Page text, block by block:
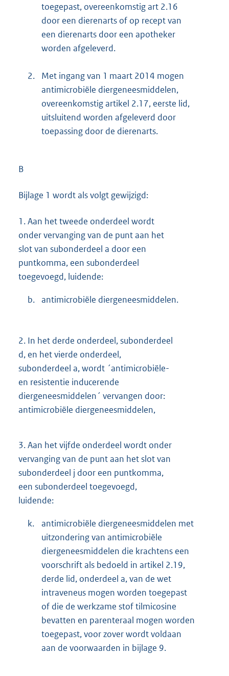
toegepast, overeenkomstig art 2.16
door een dierenarts of op recept van
een dierenarts door een apotheker
worden afgeleverd.
2.
Met ingang van 1 maart 2014 mogen
antimicrobiële diergeneesmiddelen,
overeenkomstig artikel 2.17, eerste lid,
uitsluitend worden afgeleverd door
toepassing door de dierenarts.
B
Bijlage 1 wordt als volgt gewijzigd:
1.Aan het tweede onderdeel wordt
onder vervanging van de punt aan het
slot van subonderdeel a door een
puntkomma, een subonderdeel
toegevoegd, luidende:
b. antimicrobiële diergeneesmiddelen.
2. In het derde onderdeel, subonderdeel
d, en het vierde onderdeel,
subonderdeel a, wordt ´antimicrobiële-
en resistentie inducerende
diergeneesmiddelen´ vervangen door:
antimicrobiële diergeneesmiddelen,
3.Aan het vijfde onderdeel wordt onder
vervanging van de punt aan het slot van
subonderdeel j door een puntkomma,
een subonderdeel toegevoegd,
luidende:
k.
antimicrobiële diergeneesmiddelen met
uitzondering van antimicrobiële
diergeneesmiddelen die krachtens een
voorschrift als bedoeld in artikel 2.19,
derde lid, onderdeel a, van de wet
intraveneus mogen worden toegepast
of die de werkzame stof tilmicosine
bevatten en parenteraal mogen worden
toegepast, voor zover wordt voldaan
aan de voorwaarden in bijlage 9.